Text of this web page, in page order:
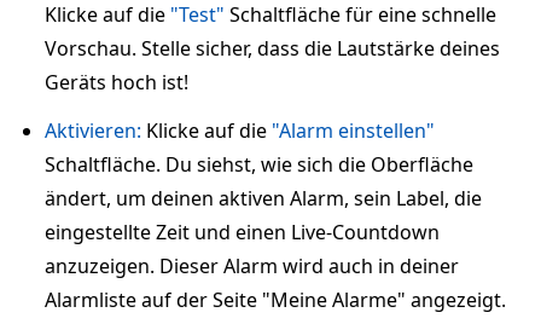
Klicke auf die "Test" Schaltfläche für eine schnelle
Vorschau. Stelle sicher, dass die Lautstärke deines
Geräts hoch ist!
Aktivieren: Klicke auf die "Alarm einstellen"
Schaltfläche. Du siehst, wie sich die Oberfläche
ändert, um deinen aktiven Alarm, sein Label, die
eingestellte Zeit und einen Live-Countdown
anzuzeigen. Dieser Alarm wird auch in deiner
Alarmliste auf der Seite "Meine Alarme" angezeigt.